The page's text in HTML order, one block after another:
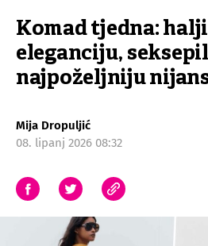
Komad tjedna:
eleganciju,
najpoželjniju
Mija Dropuljić
08. lipanj 2026 08:32